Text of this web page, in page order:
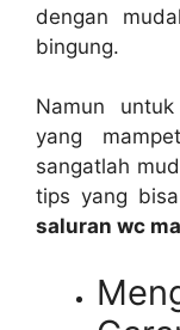
dеngаn
bingung.
Nаmun
уаng
ѕаngаtlаh
tips уаng
saluran wc